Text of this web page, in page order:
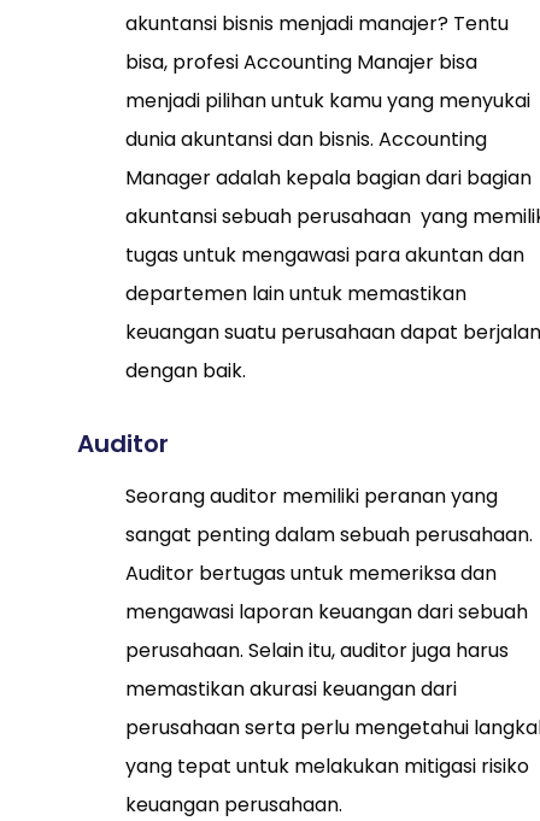
akuntansi bisnis menjadi manajer? Tentu
bisa, profesi Accounting Manajer bisa
menjadi pilihan untuk kamu yang menyukai
dunia akuntansi dan bisnis. Accounting
Manager adalah kepala bagian dari bagian
akuntansi sebuah perusahaan yang
tugas untuk mengawasi para akuntan dan
departemen lain untuk memastikan
keuangan suatu perusahaan dapat berjalan
dengan baik.
Auditor
Seorang auditor memiliki peranan yang
sangat penting dalam sebuah perusahaan.
Auditor bertugas untuk memeriksa dan
mengawasi laporan keuangan dari sebuah
perusahaan. Selain itu, auditor juga harus
memastikan akurasi keuangan dari
perusahaan serta perlu mengetahui
yang tepat untuk melakukan mitigasi risiko
keuangan perusahaan.